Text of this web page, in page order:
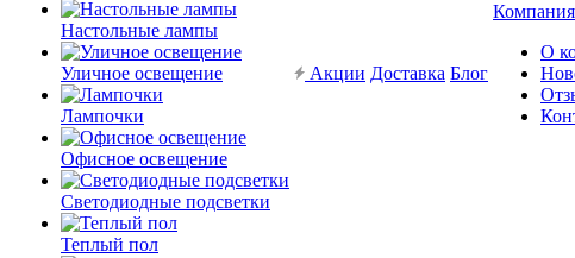
Настольные лампы
Уличное освещение
Лампочки
Офисное освещение
Светодиодные подсветки
Теплый пол
Акции Доставка Блог
Компания
О